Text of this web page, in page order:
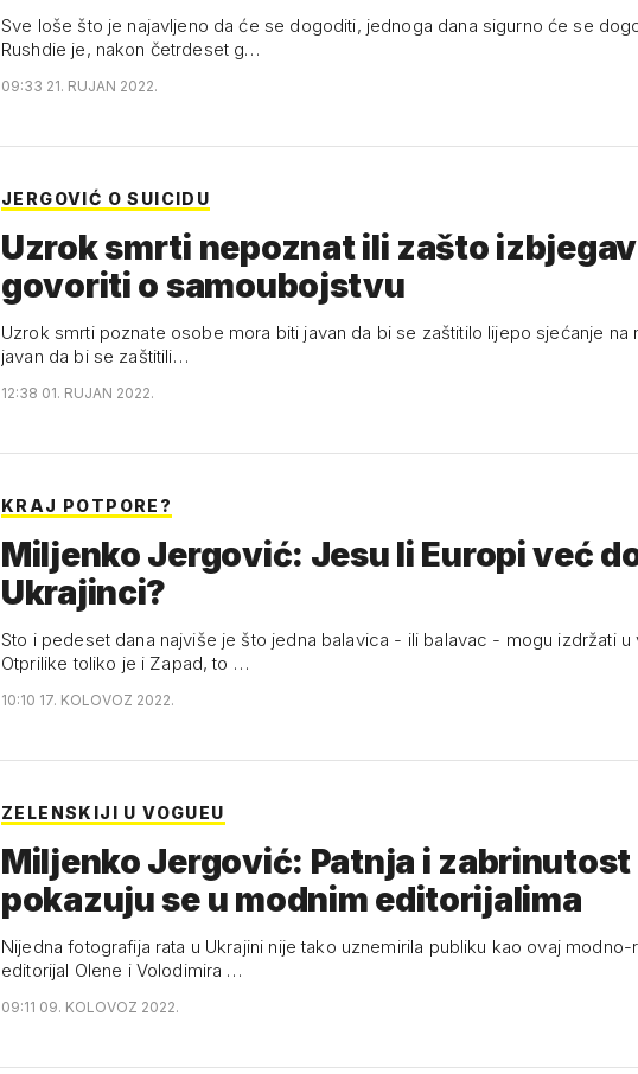
Sve loše što je najavljeno da će se dogoditi, jednoga dana sigurno će se
Rushdie je, nakon četrdeset g…
09:33 21. RUJAN 2022.
JERGOVIĆ O SUICIDU
Uzrok smrti nepoznat ili zašto
govoriti o samoubojstvu
Uzrok smrti poznate osobe mora biti javan da bi se zaštitilo lijepo sjećanje na
javan da bi se zaštitili…
12:38 01. RUJAN 2022.
KRAJ POTPORE?
Miljenko Jergović: Jesu li Europi već
Ukrajinci?
Sto i pedeset dana najviše je što jedna balavica - ili balavac - mogu izdržati u
Otprilike toliko je i Zapad, to …
10:10 17. KOLOVOZ 2022.
ZELENSKIJI U VOGUEU
Miljenko Jergović: Patnja i zabrinutost
pokazuju se u modnim editorijalima
Nijedna fotografija rata u Ukrajini nije tako uznemirila publiku kao ovaj modno-
editorijal Olene i Volodimira …
09:11 09. KOLOVOZ 2022.